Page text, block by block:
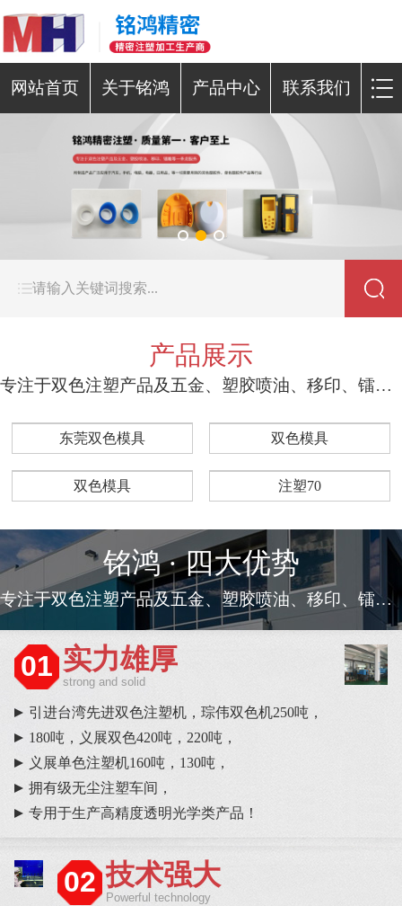
网站首页 关于铭鸿 产品中心 联系我们
产品展示
专注于双色注塑产品及五金、塑胶喷油、移印、镭雕等一条龙服务
东莞双色模具 双色模具
双色模具 注塑70
铭鸿 · 四大优势
专注于双色注塑产品及五金、塑胶喷油、移印、镭雕等一条龙服务
01 实力雄厚
strong and solid
引进台湾先进双色注塑机，琮伟双色机250吨，
180吨，义展双色420吨，220吨，
义展单色注塑机160吨，130吨，
拥有级无尘注塑车间，
专用于生产高精度透明光学类产品！
02 技术强大
Powerful technology